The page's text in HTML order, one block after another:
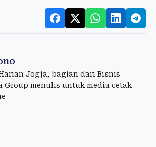
Jogja, bagian dari Bisnis
Group menulis untuk media cetak